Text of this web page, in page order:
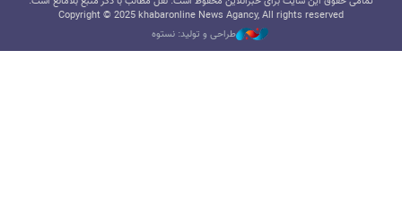
Copyright © 2025 khabaronline News Agancy, All rights reserved
طراحی و تولید: نستوه